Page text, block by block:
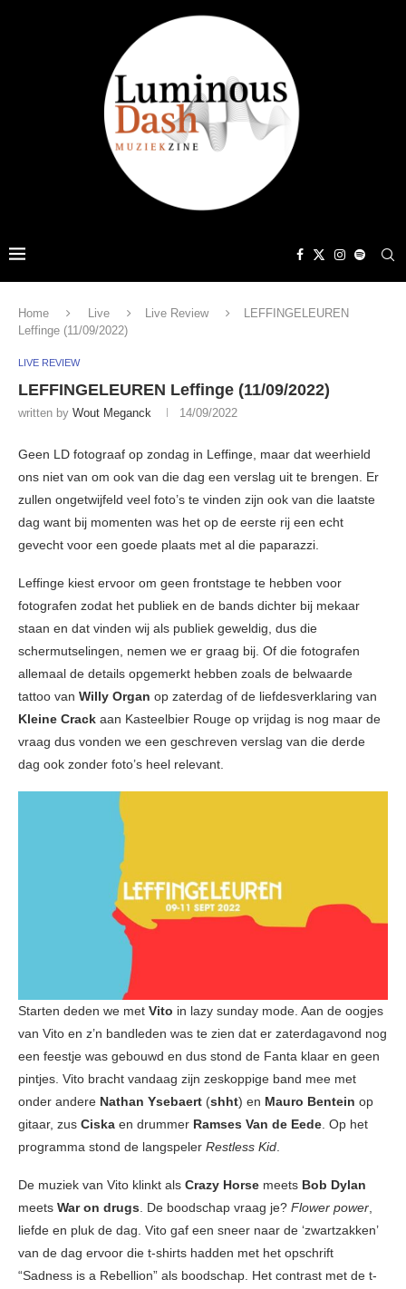
Home Live Live Review
LEFFINGELEUREN
Leffinge (11/09/2022)
LIVE REVIEW
LEFFINGELEUREN Leffinge (11/09/2022)
written by Wout Meganck 14/09/2022
Geen LD fotograaf op zondag in Leffinge, maar dat weerhield
ons niet van om ook van die dag een verslag uit te brengen. Er
zullen ongetwijfeld veel foto’s te vinden zijn ook van die laatste
dag want bij momenten was het op de eerste rij een echt
gevecht voor een goede plaats met al die paparazzi.
Leffinge kiest ervoor om geen frontstage te hebben voor
fotografen zodat het publiek en de bands dichter bij mekaar
staan en dat vinden wij als publiek geweldig, dus die
schermutselingen, nemen we er graag bij. Of die fotografen
allemaal de details opgemerkt hebben zoals de belwaarde
tattoo van Willy Organ op zaterdag of de liefdesverklaring van
Kleine Crack aan Kasteelbier Rouge op vrijdag is nog maar de
vraag dus vonden we een geschreven verslag van die derde
dag ook zonder foto’s heel relevant.
Starten deden we met Vito in lazy sunday mode. Aan de oogjes
van Vito en z’n bandleden was te zien dat er zaterdagavond nog
een feestje was gebouwd en dus stond de Fanta klaar en geen
pintjes. Vito bracht vandaag zijn zeskoppige band mee met
onder andere Nathan Ysebaert (shht) en Mauro Bentein op
gitaar, zus Ciska en drummer Ramses Van de Eede . Op het
programma stond de langspeler Restless Kid
De muziek van Vito klinkt als Crazy Horse meets Bob Dylan
meets War on drugs . De boodschap vraag je? Flower power
liefde en pluk de dag. Vito gaf een sneer naar de ‘zwartzakken’
van de dag ervoor die t-shirts hadden met het opschrift
“Sadness is a Rebellion” als boodschap. Het contrast met de t-